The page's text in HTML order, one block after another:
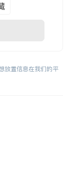
放置信息在我们的平